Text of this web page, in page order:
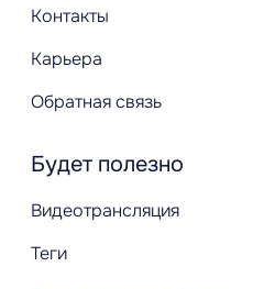
Контакты
Карьера
Обратная связь
Будет полезно
Видеотрансляция
Теги